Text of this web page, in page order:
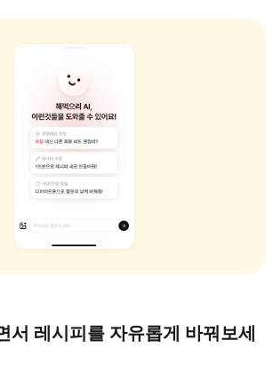
서 레시피를 자유롭게 바꿔보세